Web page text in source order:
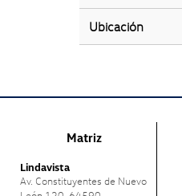
Ubicación
Matriz
Lindavista
Av. Constituyentes de Nuevo